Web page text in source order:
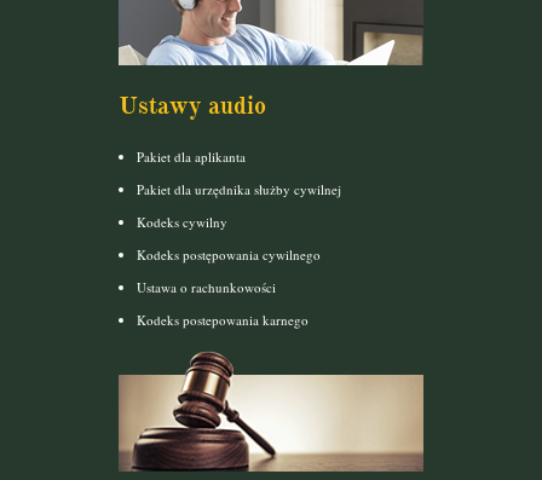
Ustawy audio
Pakiet dla aplikanta
Pakiet dla urzędnika służby cywilnej
Kodeks cywilny
Kodeks postępowania cywilnego
Ustawa o rachunkowości
Kodeks postepowania karnego